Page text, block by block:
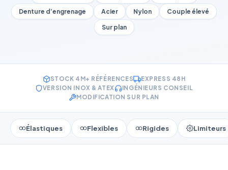
Denture d’engrenage Acier Nylon Couple élevé
Sur plan
STOCK 4M+ RÉFÉRENCES
EXPRESS 48H
VERSION INOX & ATEX
INGÉNIEURS CONSEIL
MODIFICATION SUR PLAN
Élastiques Flexibles Rigides Limiteurs